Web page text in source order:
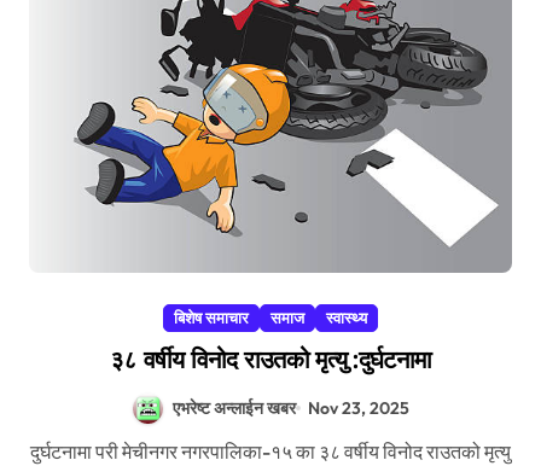
बिशेष समाचार समाज स्वास्थ्य
३८ वर्षीय विनोद राउतको मृत्यु :दुर्घटनामा
एभरेष्ट अन्लाईन खबर Nov 23, 2025
दुर्घटनामा परी मेचीनगर नगरपालिका-१५ का ३८ वर्षीय विनोद राउतको मृत्यु